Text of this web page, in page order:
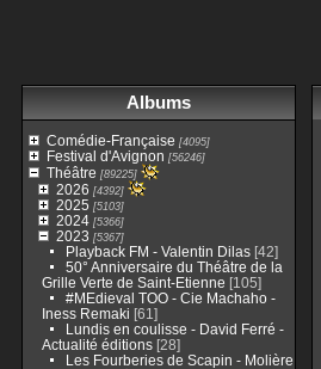
Albums
Comédie-Française [4095]
Festival d'Avignon [56246]
Théâtre [89225]
2026 [4392]
2025 [5103]
2024[5366]
2023 [5367]
Playback FM - Valentin Dilas[42]
50° Anniversaire du Théâtre de la
Grille Verte de Saint-Etienne [105]
#MEdieval TOO - Cie Machaho -
Iness Remaki [61]
Lundis en coulisse - David Ferré -
Actualité éditions[28]
Les Fourberies de Scapin - Molière